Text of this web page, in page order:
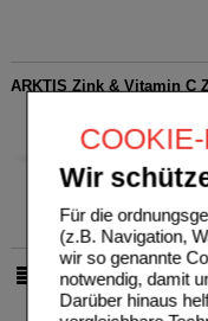
Wir
Für die
(z.B. Navigation,
wir so genannte
notwendig, damit
Darüber hinaus
ARKTIS Zink & Vitamin C
16024511
60 St Kapseln